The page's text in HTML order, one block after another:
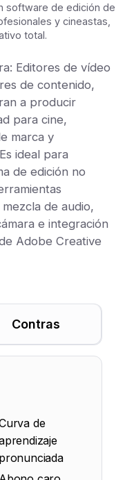
software de edición de
y cineastas,
total.
Editores de vídeo
de contenido,
a producir
para cine,
marca y
ideal para
de edición no
de audio,
e integración
Adobe Creative
Contras
de
pronunciada